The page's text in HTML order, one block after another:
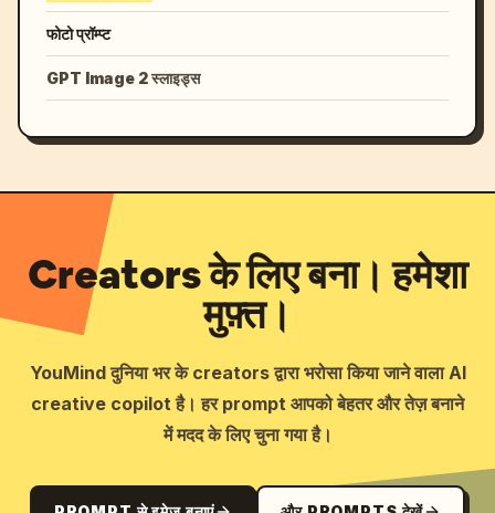
फोटो प्रॉम्प्ट
GPT Image 2 स्लाइड्स
Creators के लिए बना। हमेशा
मुफ़्त।
YouMind दुनिया भर के creators द्वारा भरोसा किया जाने वाला AI
creative copilot है। हर prompt आपको बेहतर और तेज़ बनाने
में मदद के लिए चुना गया है।